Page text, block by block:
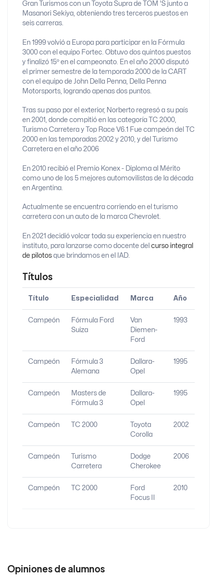
Gran Turismos con un Toyota Supra de TOM 'S junto a
Masanori Sekiya, obteniendo tres terceros puestos en
seis carreras.
En 1999 volvió a Europa para participar en la Fórmula
3000 con el equipo Fortec. Obtuvo dos quintos puestos
y finalizó 15º en el campeonato. En el año 2000 disputó
el primer semestre de la temporada 2000 de la CART
con el equipo de John Della Penna, Della Penna
Motorsports, logrando apenas dos puntos.
Tras su paso por el exterior, Norberto regresó a su país
en 2001, donde compitió en las categoría TC 2000,
Turismo Carretera y Top Race V6.1​ Fue campeón del TC
2000 en las temporadas 2002 y 2010​, y del Turismo
Carretera en el año 2006​
En 2010 recibió el Premio Konex - Diploma al Mérito
como uno de los 5 mejores automovilistas de la década
en Argentina.
Actualmente se encuentra corriendo en el turismo
carretera con un auto de la marca Chevrolet.
En 2021 decidió volcar toda su experiencia en nuestro
instituto, para lanzarse como docente del curso integral
de pilotos que brindamos en el IAD.
Títulos
Título Especialidad Marca Año
Campeón
Fórmula Ford
Suiza
Van
Diemen-
Ford
1993
Campeón
Fórmula 3
Alemana
Dallara-
Opel
1995
Campeón
Masters de
Fórmula 3
Dallara-
Opel
1995
Campeón TC 2000
Toyota
Corolla
2002
Campeón
Turismo
Carretera
Dodge
Cherokee
2006
Campeón TC 2000
Ford
Focus II
2010
Opiniones de alumnos